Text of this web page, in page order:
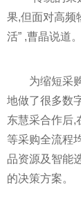
果,但面对高频
活” ,曹晶说道。
为缩短采
地做了很多数
东慧采合作后,
等采购全流程
品资源及智能
的决策方案。